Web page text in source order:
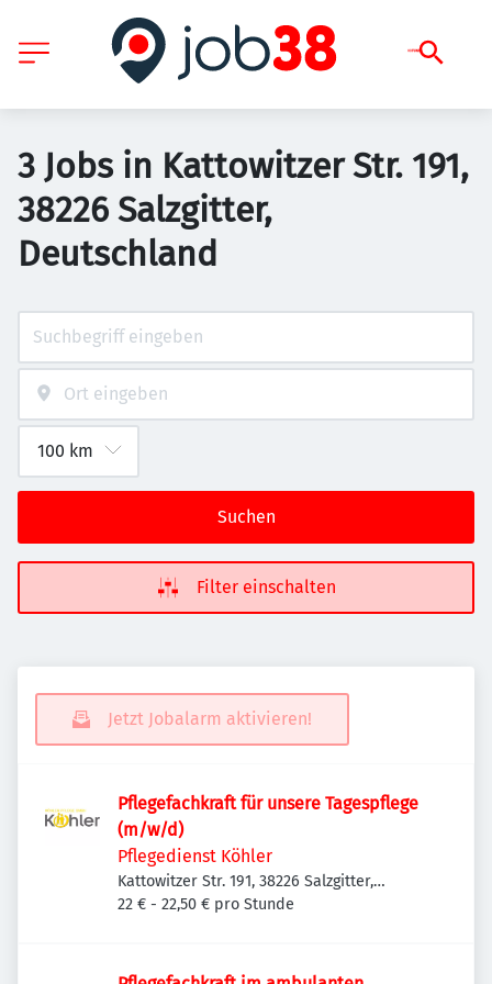
3 Jobs in Kattowitzer Str. 191,
38226 Salzgitter,
Deutschland
Suchen
Filter einschalten
Jetzt Jobalarm aktivieren!
Pflegefachkraft für unsere Tagespflege
(m/w/d)
Pflegedienst Köhler
Kattowitzer Str. 191, 38226 Salzgitter,
Deutschland
22 € - 22,50 € pro Stunde